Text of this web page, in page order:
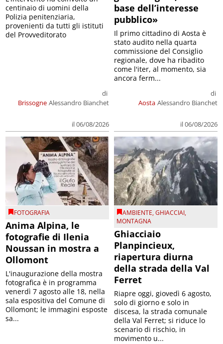
Brissogne
di
Alessandro Bianchet
il 06/08/2026
centinaio di uomini della
Polizia penitenziaria,
provenienti da tutti gli istituti
del Provveditorato
base dell’interesse
pubblico»
Aosta
di
Alessandro Bianchet
il 06/08/2026
Il primo cittadino di Aosta è
stato audito nella quarta
commissione del Consiglio
regionale, dove ha ribadito
come l'iter, al momento, sia
ancora ferm...
FOTOGRAFIA
Anima Alpina, le
fotografie di Ilenia
Noussan in mostra a
Ollomont
L'inaugurazione della mostra
fotografica è in programma
venerdì 7 agosto alle 18, nella
sala espositiva del Comune di
Ollomont; le immagini esposte
sa...
AMBIENTE,GHIACCIAI,
MONTAGNA
Ghiacciaio
Planpincieux,
riapertura diurna
della strada della Val
Ferret
Riapre oggi, giovedì 6 agosto,
solo di giorno e solo in
discesa, la strada comunale
della Val Ferret; si riduce lo
scenario di rischio, in
movimento u...